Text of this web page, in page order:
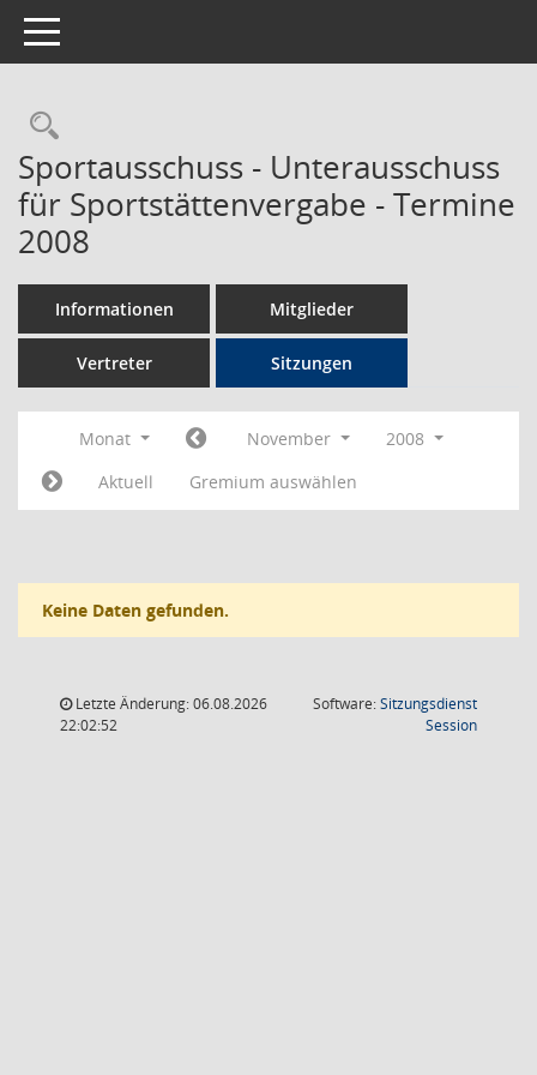
Toggle navigation
Rechercheauswahl
Sportausschuss - Unterausschuss
für Sportstättenvergabe - Termine
2008
Informationen Mitglieder
Vertreter Sitzungen
Monat November
2008
Aktuell
Gremium auswählen
Keine Daten gefunden.
Letzte Änderung: 06.08.2026
22:02:52
Software:Sitzungsdienst
Session(Wird in